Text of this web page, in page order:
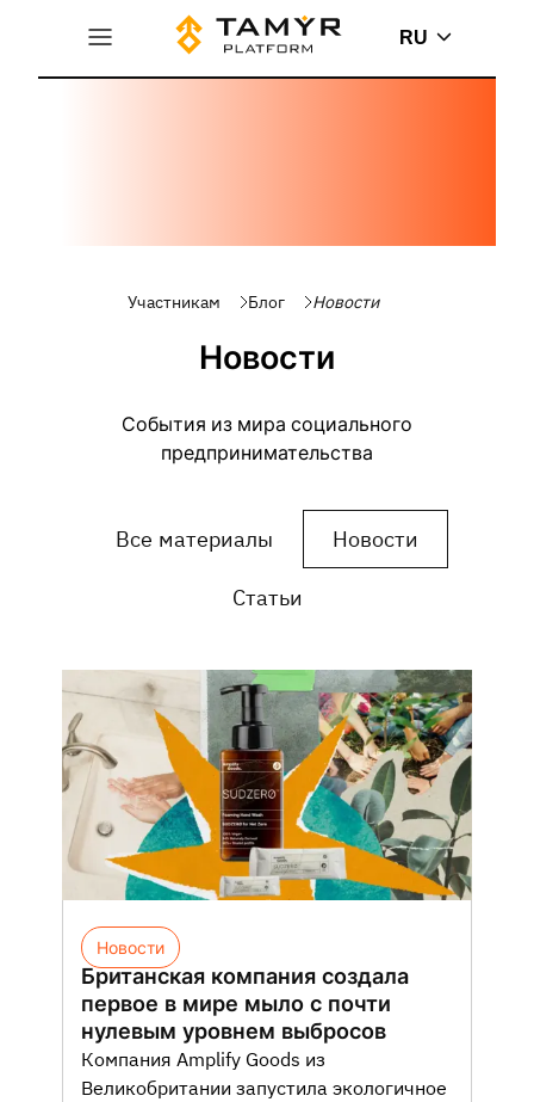
RU
Участникам Блог Новости
Новости
События из мира социального
предпринимательства
Все материалы Новости
Статьи
Новости
Британская компания создала
первое в мире мыло с почти
нулевым уровнем выбросов
Компания Amplify Goods из
Великобритании запустила экологичное